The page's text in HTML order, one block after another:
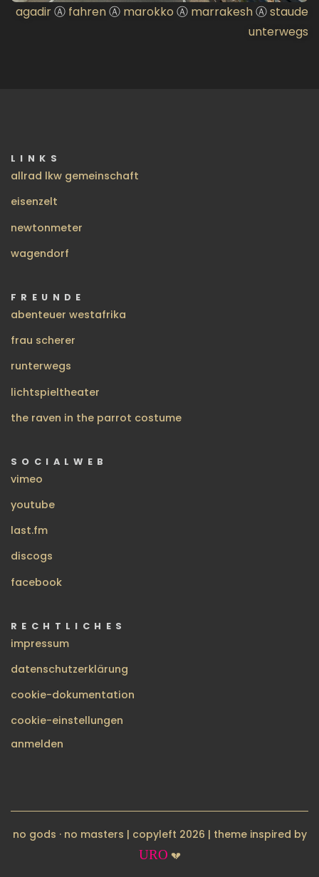
agadirⒶ fahrenⒶ marokko Ⓐ marrakeshⒶstaude
unterwegs
LINKS
allrad lkw gemeinschaft
eisenzelt
newtonmeter
wagendorf
FREUNDE
abenteuer westafrika
frau scherer
runterwegs
lichtspieltheater
the raven in the parrot costume
SOCIALWEB
vimeo
youtube
last.fm
discogs
facebook
RECHTLICHES
impressum
datenschutzerklärung
cookie-dokumentation
cookie-einstellungen
BENUTZERMENÜ
anmelden
no gods · no masters | copyleft 2026 | theme inspired by
URO 💔